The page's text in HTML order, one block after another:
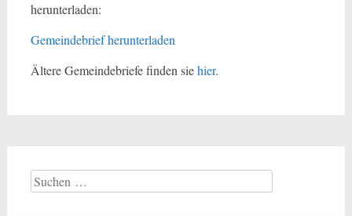
herunterladen:
Gemeindebrief herunterladen
Ältere Gemeindebriefe finden siehier.
Suchen
nach: